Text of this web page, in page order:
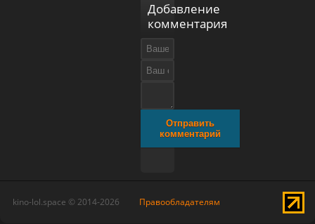
Добавление
комментария
Отправить
комментарий
kino-lol.space © 2014-2026 Правообладателям